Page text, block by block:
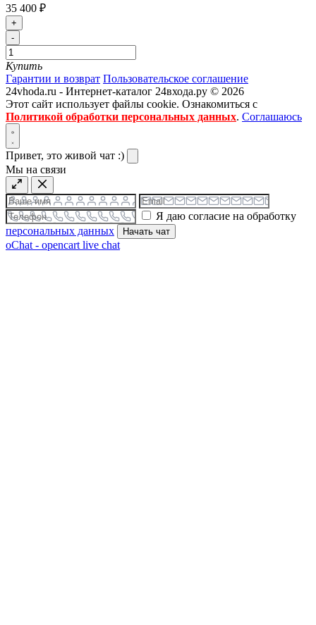
35 400 ₽
+
-
Купить
Гарантии и возврат Пользовательское соглашение
24vhoda.ru - Интернет-каталог 24входа.ру © 2026
Этот сайт использует файлы cookie. Ознакомиться с
Политикой обработки персональных данных. Соглашаюсь
Привет, это живой чат :)
Мы на связи
Я даю согласие на обработку
персональных данных
Начать чат
oChat - opencart live chat